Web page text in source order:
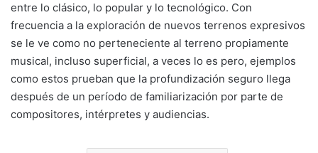
entre lo clásico, lo popular y lo tecnológico. Con
frecuencia a la exploración de nuevos terrenos expresivos
se le ve como no perteneciente al terreno propiamente
musical, incluso superficial, a veces lo es pero, ejemplos
como estos prueban que la profundización seguro llega
después de un período de familiarización por parte de
compositores, intérpretes y audiencias.